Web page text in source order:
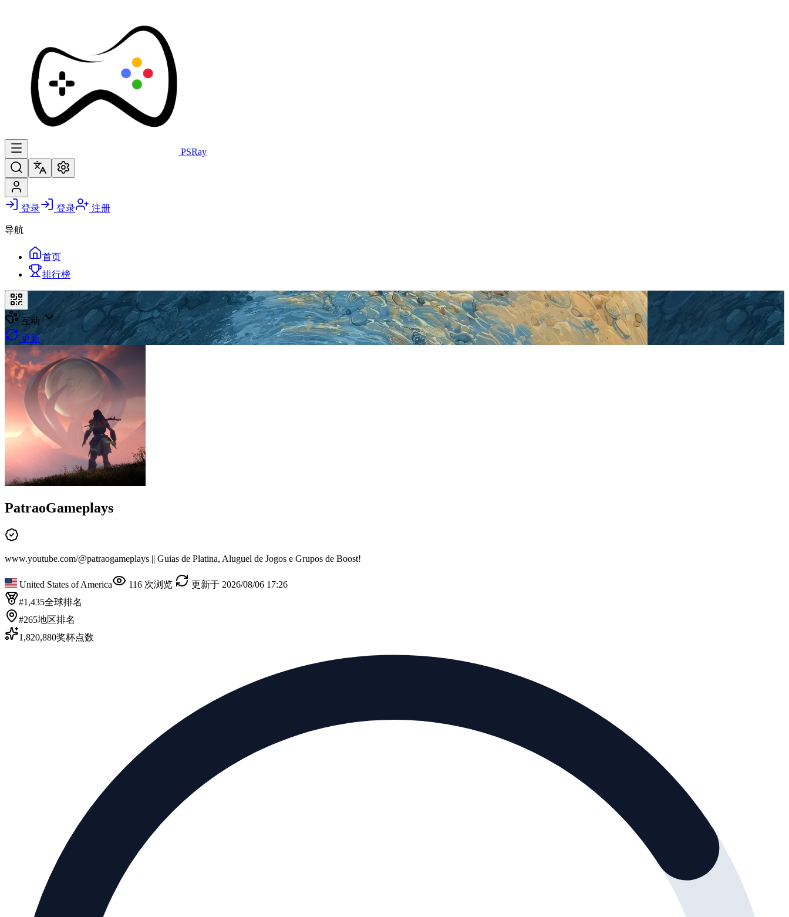
PSRay
登录 登录 注册
导航
首页
排行榜
互动
更新
PatraoGameplays
www.youtube.com/@patraogameplays || Guias de Platina, Aluguel de Jogos e Grupos de Boost!
United States of America 116 次浏览
更新于 2026/08/06 17:26
#1,435全球排名
#265地区排名
1,820,880奖杯点数